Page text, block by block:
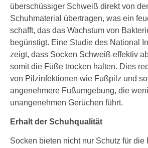
überschüssiger Schweiß direkt von
Schuhmaterial übertragen, was ein
schafft, das das Wachstum von
begünstigt. Eine Studie des National
zeigt, dass Socken Schweiß effektiv
somit die Füße trocken halten. Dies
von Pilzinfektionen wie Fußpilz und
angenehmere Fußumgebung, die
unangenehmen Gerüchen führt.
Erhalt der Schuhqualität
Socken bieten nicht nur Schutz für die